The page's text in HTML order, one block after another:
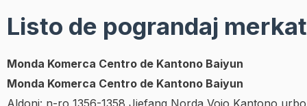
Listo de pograndaj
Monda Komerca Centro de Kantono Baiyun
Monda Komerca Centro de Kantono Baiyun
Aldoni: n-ro 1356-1358 Jiefang Norda Vojo Kantono urbo